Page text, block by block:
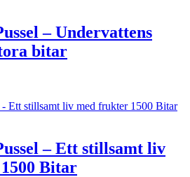
– Undervattens
bitar
– Ett stillsamt liv
Bitar